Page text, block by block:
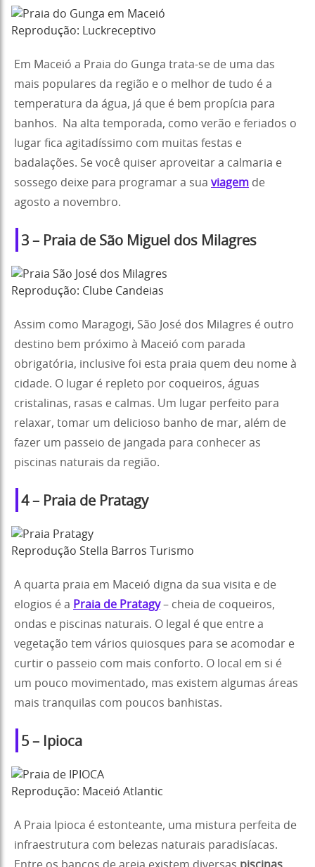
Reprodução: Luckreceptivo
Em Maceió a Praia do Gunga trata-se de uma das
mais populares da região e o melhor de tudo é a
temperatura da água, já que é bem propícia para
banhos. Na alta temporada, como verão e feriados o
lugar fica agitadíssimo com muitas festas e
badalações. Se você quiser aproveitar a calmaria e
sossego deixe para programar a sua viagem de
agosto a novembro.
3 – Praia de São Miguel dos Milagres
Reprodução: Clube Candeias
Assim como Maragogi, São José dos Milagres é outro
destino bem próximo à Maceió com parada
obrigatória, inclusive foi esta praia quem deu nome à
cidade. O lugar é repleto por coqueiros, águas
cristalinas, rasas e calmas. Um lugar perfeito para
relaxar, tomar um delicioso banho de mar, além de
fazer um passeio de jangada para conhecer as
piscinas naturais da região.
4 – Praia de Pratagy
Reprodução Stella Barros Turismo
A quarta praia em Maceió digna da sua visita e de
elogios é a Praia de Pratagy– cheia de coqueiros,
ondas e piscinas naturais. O legal é que entre a
vegetação tem vários quiosques para se acomodar e
curtir o passeio com mais conforto. O local em si é
um pouco movimentado, mas existem algumas áreas
mais tranquilas com poucos banhistas.
5 – Ipioca
Reprodução: Maceió Atlantic
A Praia Ipioca é estonteante, uma mistura perfeita de
infraestrutura com belezas naturais paradisíacas.